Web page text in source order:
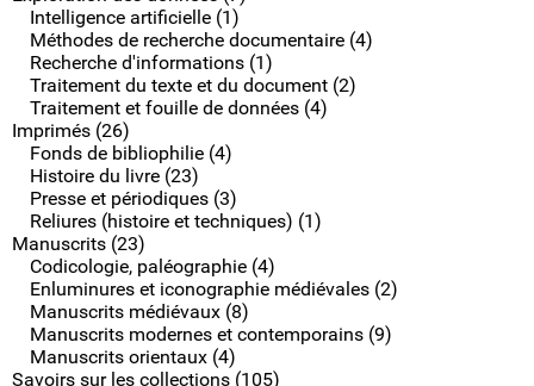
Intelligence artificielle (1)
Méthodes de recherche documentaire (4)
Recherche d'informations (1)
Traitement du texte et du document (2)
Traitement et fouille de données (4)
Imprimés (26)
Fonds de bibliophilie (4)
Histoire du livre (23)
Presse et périodiques (3)
Reliures (histoire et techniques) (1)
Manuscrits (23)
Codicologie, paléographie (4)
Enluminures et iconographie médiévales (2)
Manuscrits médiévaux (8)
Manuscrits modernes et contemporains (9)
Manuscrits orientaux (4)
Savoirs sur les collections (105)